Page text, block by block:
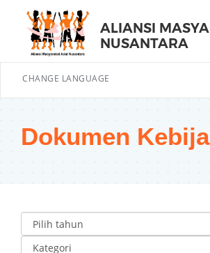
ALIANSI
NUSANTARA
CHANGE LANGUAGE
Dokumen